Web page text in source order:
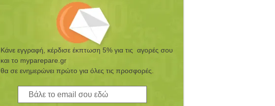
Κάνε εγγραφή, κέρδισε έκπτωση 5% για τις αγορές σου
και τo myparepare.gr
θα σε ενημερώνει πρώτο για όλες τις προσφορές.